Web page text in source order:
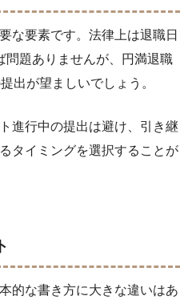
な要素です。法律上は退職日
問題ありませんが、円満退職
出が望ましいでしょう。
進行中の提出は避け、引き継
タイミングを選択することが
的な書き方に大きな違いはあ